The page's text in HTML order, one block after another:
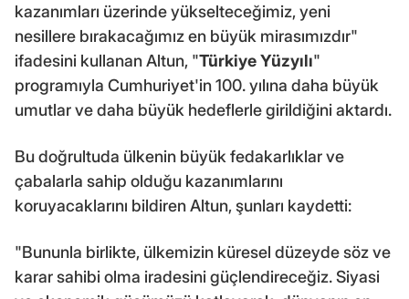
kazanımları üzerinde yükselteceğimiz, yeni
nesillere bırakacağımız en büyük mirasımızdır"
ifadesini kullanan Altun, "Türkiye Yüzyılı"
programıyla Cumhuriyet'in 100. yılına daha büyük
umutlar ve daha büyük hedeflerle girildiğini aktardı.
Bu doğrultuda ülkenin büyük fedakarlıklar ve
çabalarla sahip olduğu kazanımlarını
koruyacaklarını bildiren Altun, şunları kaydetti:
"Bununla birlikte, ülkemizin küresel düzeyde söz ve
karar sahibi olma iradesini güçlendireceğiz. Siyasi